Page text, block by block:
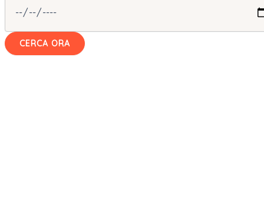
CERCA ORA